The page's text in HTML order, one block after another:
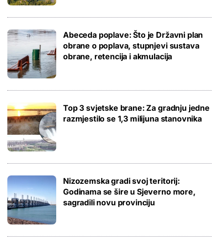
Abeceda poplave: Što je Državni plan
obrane o poplava, stupnjevi sustava
obrane, retencija i akmulacija
Top 3 svjetske brane: Za gradnju jedne
razmjestilo se 1,3 milijuna stanovnika
Nizozemska gradi svoj teritorij:
Godinama se šire u Sjeverno more,
sagradili novu provinciju